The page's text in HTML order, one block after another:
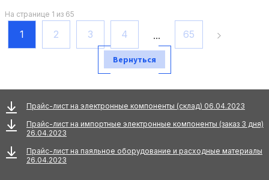
На странице 1 из 65
1 2 3 4 ... 65
Вернуться
Прайс-лист на электронные компоненты (склад) 06.04.2023
Прайс-лист на импортные электронные компоненты (заказ 3 дня)
26.04.2023
Прайс-лист на паяльное оборудование и расходные материалы
26.04.2023